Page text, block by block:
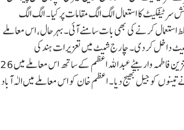
سرٹیفکیٹ کا استعمال الگ الگ مقامات پر کیا۔ الگ الگ
غلط استعمال کرنے کی بھی بات سامنے آئی۔بہرحال، اس معاملے
داخل کر دی۔ چارج شیٹ میں تعزیرات ہند کی
دفعہ 120بی کے تحت فرد جرم داخل کیا گیا۔ اعظم خان نے بیوی تنزین فاطمہ وار بیٹے عبداللہ اعظم کے ساتھ اس معاملے میں 26
نے تینوں کو جیل بھیج دیا۔ اعظم خان کو اس معاملے میں الٰہ آباد